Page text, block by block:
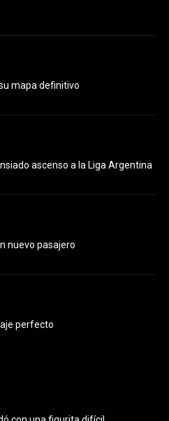
mapa definitivo
ascenso a la Liga Argentina
nuevo pasajero
perfecto